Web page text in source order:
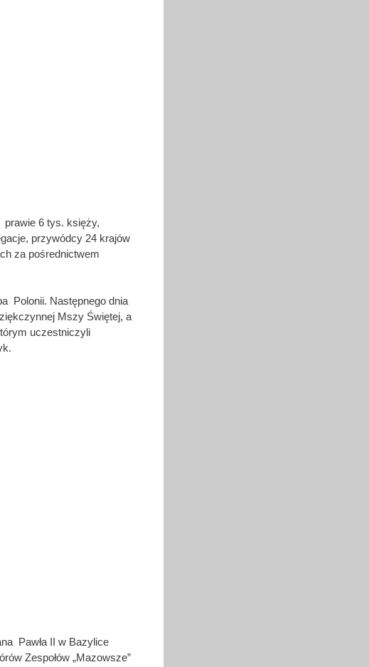
prawie 6 tys. księży,
przywódcy 24 krajów
za pośrednictwem
Polonii. Następnego dnia
Mszy Świętej, a
uczestniczyli
Pawła II w Bazylice
Zespołów „Mazowsze”